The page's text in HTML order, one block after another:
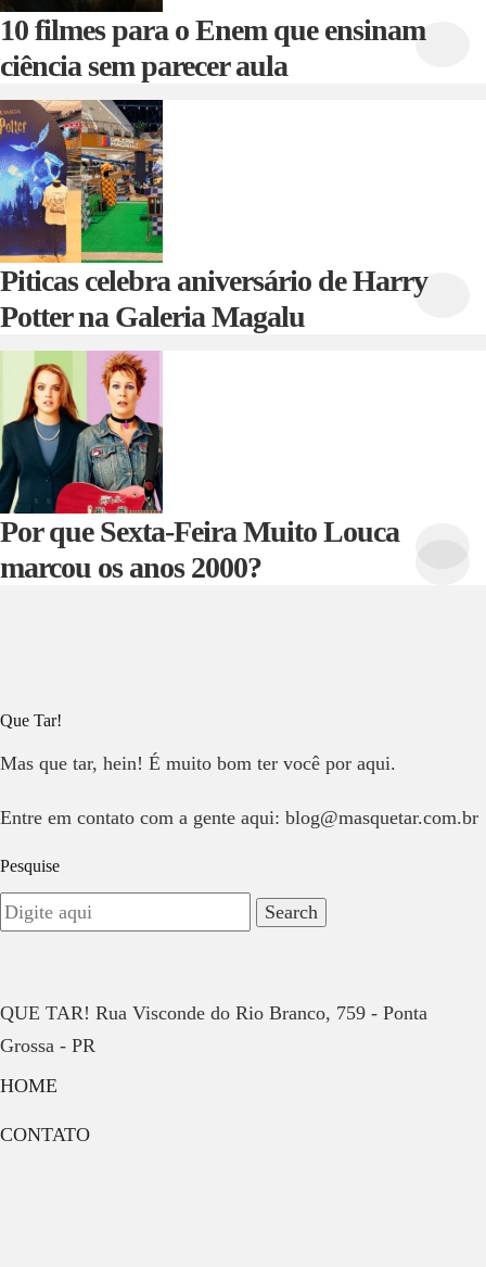
10 filmes para o Enem que ensinam
ciência sem parecer aula
Piticas celebra aniversário de Harry
Potter na Galeria Magalu
Por que Sexta-Feira Muito Louca
marcou os anos 2000?
Que Tar!
Mas que tar, hein! É muito bom ter você por aqui.
Entre em contato com a gente aqui: blog@masquetar.com.br
Pesquise
QUE TAR! Rua Visconde do Rio Branco, 759 - Ponta
Grossa - PR
HOME
CONTATO